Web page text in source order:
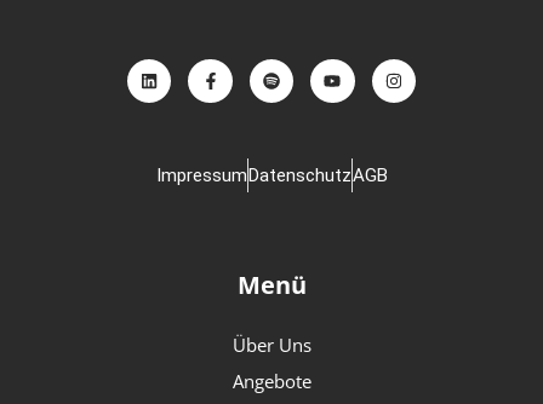
ImpressumDatenschutzAGB
Menü
Über Uns
Angebote